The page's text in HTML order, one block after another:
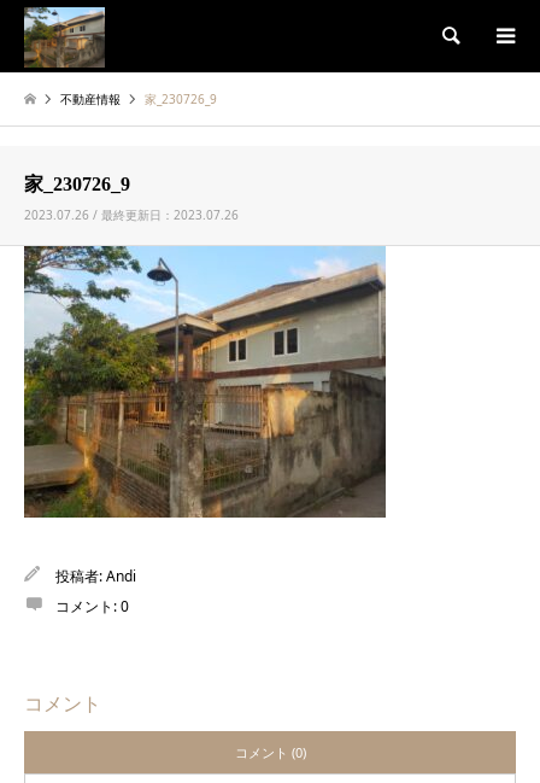
検索
不動産情報 家_230726_9
家_230726_9
2023.07.26 / 最終更新日：2023.07.26
投稿者:Andi
コメント:0
コメント
コメント (0)